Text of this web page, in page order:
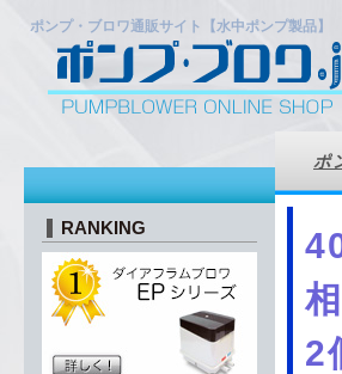
ポンプ・ブロワ通販サイト【水中ポンプ製品】
ポ
2
RANKING